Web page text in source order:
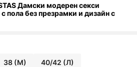
Дамски модерен секси
пола без презрамки и дизайн с
38(М) 40/42 (Л)